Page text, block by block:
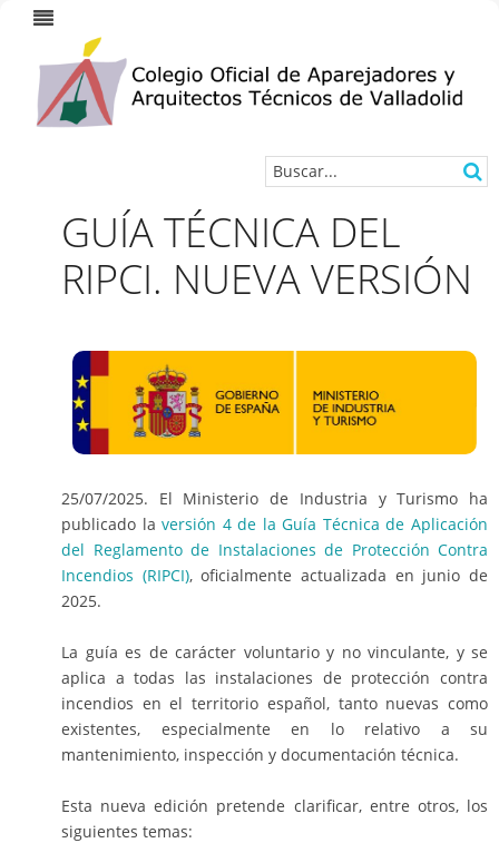
GUÍA TÉCNICA DEL
RIPCI. NUEVA VERSIÓN
25/07/2025. El Ministerio de Industria y Turismo ha
publicado laversión 4 de la Guía Técnica de Aplicación
del Reglamento de Instalaciones de Protección Contra
Incendios (RIPCI), oficialmente actualizada en junio de
2025.
La guía es de carácter voluntario y no vinculante, y se
aplica a todas las instalaciones de protección contra
incendios en el territorio español, tanto nuevas como
existentes, especialmente en lo relativo a su
mantenimiento, inspección y documentación técnica.
Esta nueva edición pretende clarificar, entre otros, los
siguientes temas: